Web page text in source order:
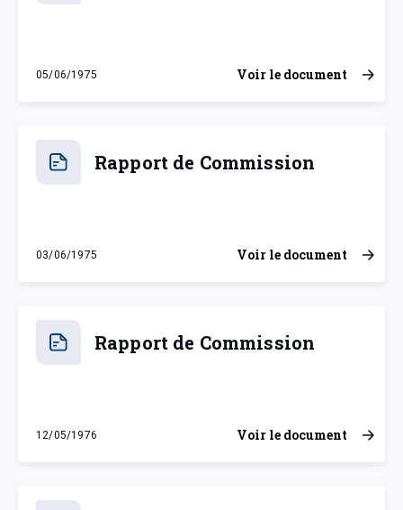
05/06/1975
jeudi 5 juin 1975
Voir le document
Rapport de Commission
03/06/1975
mardi 3 juin 1975
Voir le document
Rapport de Commission
12/05/1976
mercredi 12 mai 1976
Voir le document